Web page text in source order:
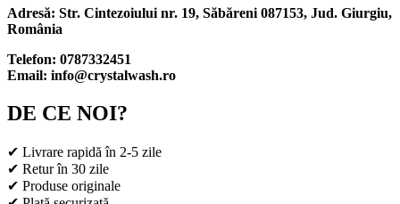
Adresă: Str. Cintezoiului nr. 19, Săbăreni 087153, Jud. Giurgiu,
România
Telefon: 0787332451
Email: info@crystalwash.ro
DE CE NOI?
✔ Livrare rapidă în 2-5 zile
✔ Retur în 30 zile
✔ Produse originale